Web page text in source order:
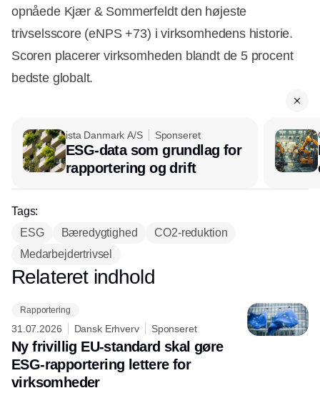
opnåede Kjær & Sommerfeldt den højeste
trivselsscore (eNPS +73) i virksomhedens historie.
Scoren placerer virksomheden blandt de 5 procent
bedste globalt.
ista Danmark A/S Sponseret
ESG-data som grundlag for
rapportering og drift
Tags:
ESG
Bæredygtighed
CO2-reduktion
Medarbejdertrivsel
Annonce
Relateret indhold
Rapportering
31.07.2026 Dansk Erhverv Sponseret
Ny frivillig EU-standard skal gøre
ESG-rapportering lettere for
virksomheder